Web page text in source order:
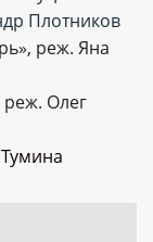
Плотников
реж. Яна
Олег